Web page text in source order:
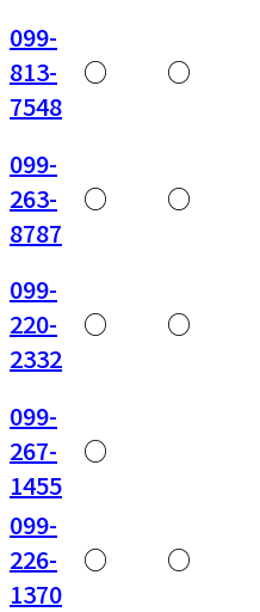
099-
813-
7548
○ ○
099-
263-
8787
○ ○
099-
220-
2332
○ ○
099-
267-
1455
○
099-
226-
1370
○ ○